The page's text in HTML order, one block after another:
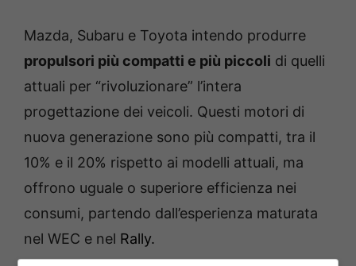
Mazda, Subaru e Toyota intendo produrre
propulsori più compatti e più piccoli di quelli
attuali per “rivoluzionare” l’intera
progettazione dei veicoli. Questi motori di
nuova generazione sono più compatti, tra il
10% e il 20% rispetto ai modelli attuali, ma
offrono uguale o superiore efficienza nei
consumi, partendo dall’esperienza maturata
nel WEC e nel Rally.